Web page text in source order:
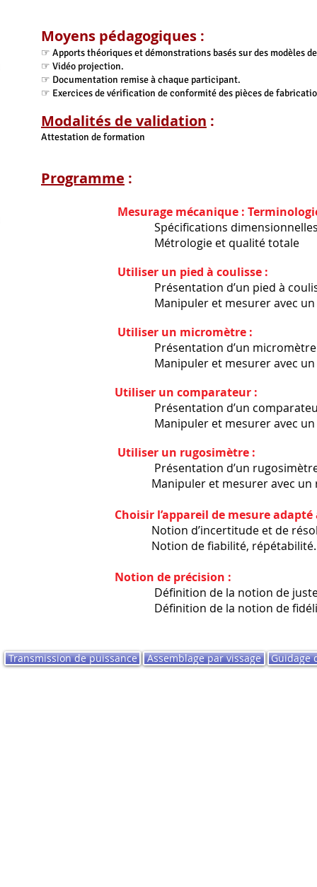
​Moyens pédagogiques :
☞ Apports théoriques et démonstrations basés sur des modèles
☞ Vidéo projection.
☞ Documentation remise à chaque participant.
☞ Exercices de vérification de conformité des pièces de
Modalités de validation :
Attestation de formation
Programme :
Mesurage mécanique :
Spécifications
Métrologie et qualité totale
Utiliser un pied à coulisse :
Présentation d’un pied à
Manipuler et mesurer avec un
Utiliser un micromètre :
Présentation d’un
Manipuler et mesurer avec un
Utiliser un comparateur :
Présentation d’un
Manipuler et mesurer avec un
Utiliser un rugosimètre :
Présentation d’un rugosimètre
Manipuler et mesurer avec un
Choisir l’appareil de mesure
Notion d’incertitude et de
​ Notion de fiabilité, répétabilité.
Notion de précision :
Définition de la notion de justesse
Définition de la notion de fidélité
Transmission de puissance Assemblage par vissage Guidage